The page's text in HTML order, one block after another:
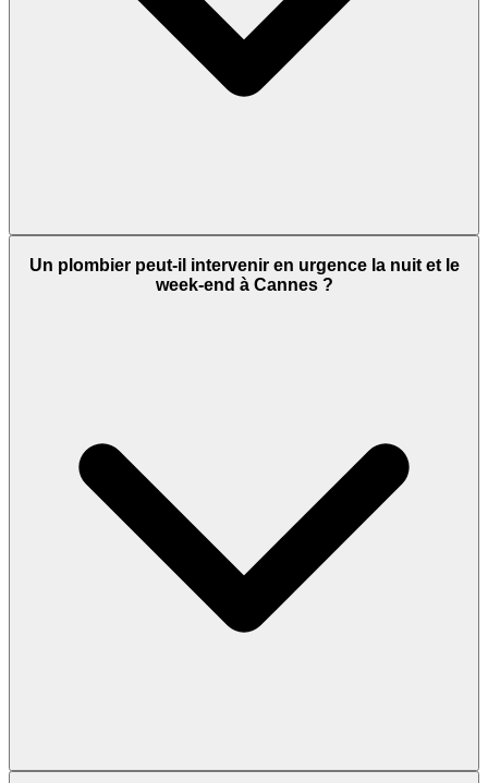
Un plombier peut-il intervenir en urgence la nuit et le
week-end à Cannes ?